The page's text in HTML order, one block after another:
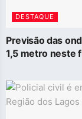
DESTAQUE
Previsão das
1,5 metro neste